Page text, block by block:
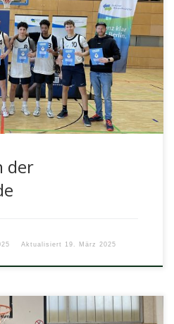
ganz perfekten Vorrunde
Arndt-Gymnasiums voller
der Basketball-
der
Aktualisiert 19. März 2025